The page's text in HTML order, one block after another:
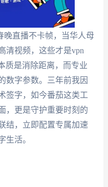
晚直播不卡帧，当华人母
清视频，这些才是vpn
质是消除距离，而专业
数字参数。三年前我因
签字，如今番茄这类工
，更是守护重要时刻的
结，立即配置专属加速
生活。